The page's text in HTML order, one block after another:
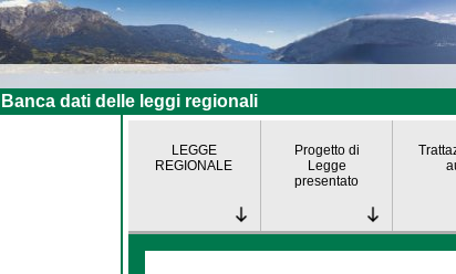
Banca dati delle leggi regionali
LEGGE
REGIONALE
Progetto di
Legge
presentato